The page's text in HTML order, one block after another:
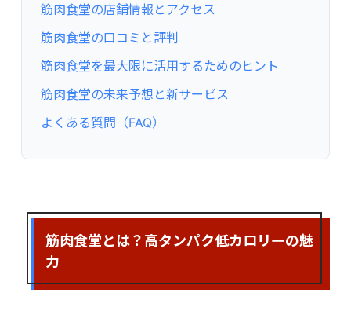
筋肉食堂の店舗情報とアクセス
筋肉食堂の口コミと評判
筋肉食堂を最大限に活用するためのヒント
筋肉食堂の未来予想と新サービス
よくある質問（FAQ）
筋肉食堂とは？高タンパク低カロリーの魅
力